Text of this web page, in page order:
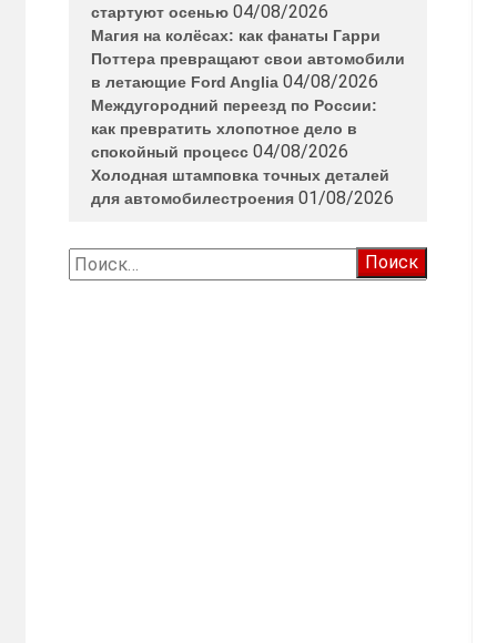
стартуют осенью 04/08/2026
Магия на колёсах: как фанаты Гарри
Поттера превращают свои автомобили
в летающие Ford Anglia 04/08/2026
Междугородний переезд по России:
как превратить хлопотное дело в
спокойный процесс 04/08/2026
Холодная штамповка точных деталей
для автомобилестроения 01/08/2026
Найти: